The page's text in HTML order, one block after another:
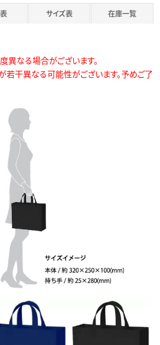
サイズ表 在庫一覧
なる場合がございます。
若干異なる可能性がございます。予めご了